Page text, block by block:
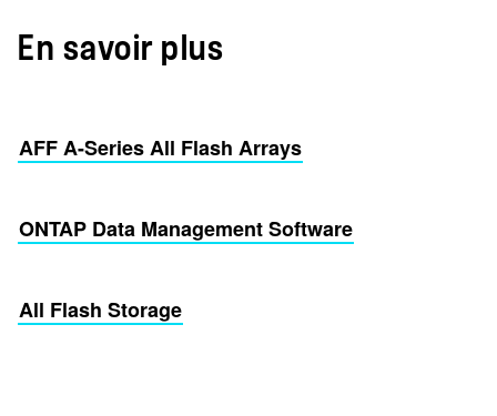
En savoir plus
AFF A-Series All Flash Arrays
ONTAP Data Management Software
All Flash Storage